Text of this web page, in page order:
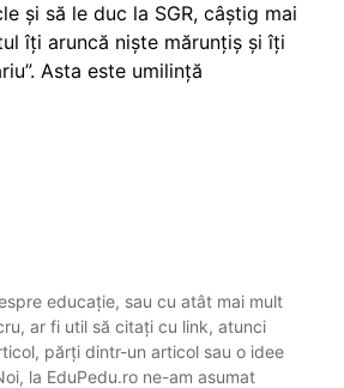
și să le duc la SGR, câștig mai
îți aruncă niște mărunțiș și îți
Asta este umilință
educație, sau cu atât mai mult
ar fi util să citați cu link, atunci
părți dintr-un articol sau o idee
la EduPedu.ro ne-am asumat